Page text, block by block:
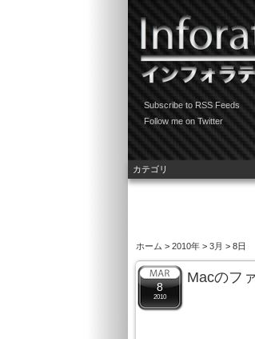
Subscribe to RSS Feeds
Follow me on Twitter
ホーム > 2010年 > 3月 > 8日
8
2010
Macのフ
カテゴリ